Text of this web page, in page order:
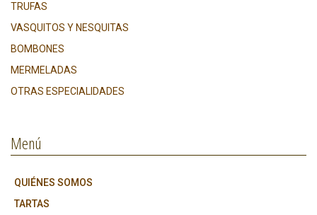
TRUFAS
VASQUITOS Y NESQUITAS
BOMBONES
MERMELADAS
OTRAS ESPECIALIDADES
Menú
QUIÉNES SOMOS
TARTAS